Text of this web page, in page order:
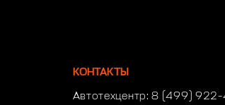
КОНТАКТЫ
Автотехцентр:8 (499)